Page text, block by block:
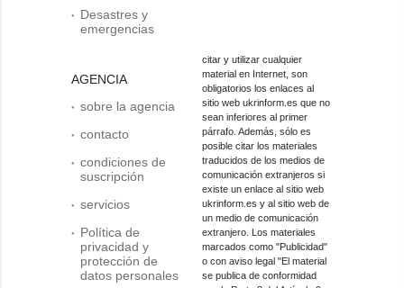
Desastres y
emergencias
AGENCIA
sobre la agencia
contacto
condiciones de
suscripción
servicios
Política de
privacidad y
protección de
datos personales
citar y utilizar cualquier
material en Internet, son
obligatorios los enlaces al
sitio web ukrinform.es que no
sean inferiores al primer
párrafo. Además, sólo es
posible citar los materiales
traducidos de los medios de
comunicación extranjeros si
existe un enlace al sitio web
ukrinform.es y al sitio web de
un medio de comunicación
extranjero. Los materiales
marcados como "Publicidad"
o con aviso legal "El material
se publica de conformidad